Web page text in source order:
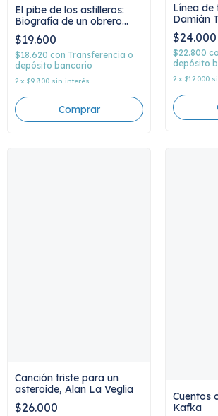
El pibe de los astilleros:
Biografía de un obrero
trotskista, José Monteros
con Juliana Yantorno y
Gastón Noval
$19.600
$18.620 con Transferencia o
depósito bancario
2 x $9.800 sin interés
Línea de
Damián
$24.000
$22.800
depósito
2 x $12.000
Canción triste para un
asteroide, Alan La Veglia
$26.000
Cuentos
Kafka